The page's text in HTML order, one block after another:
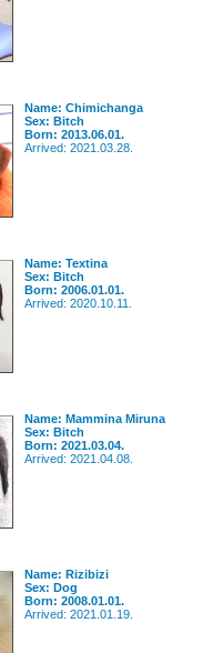
Name: Chimichanga
Sex: Bitch
Born: 2013.06.01.
Arrived: 2021.03.28.
Name: Textina
Sex: Bitch
Born: 2006.01.01.
Arrived: 2020.10.11.
Name: Mammina Miruna
Sex: Bitch
Born: 2021.03.04.
Arrived: 2021.04.08.
Name: Rizibizi
Sex: Dog
Born: 2008.01.01.
Arrived: 2021.01.19.